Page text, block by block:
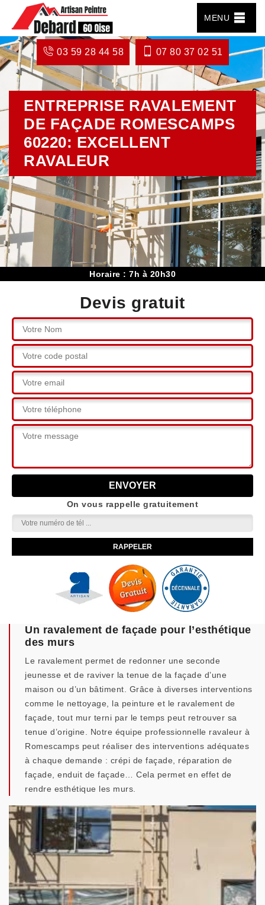
MENU
03 59 28 44 58 07 80 37 02 51
ENTREPRISE RAVALEMENT
DE FAÇADE ROMESCAMPS
60220: EXCELLENT
RAVALEUR
Horaire : 7h à 20h30
Devis gratuit
On vous rappelle gratuitement
Un ravalement de façade pour l’esthétique
des murs
Le ravalement permet de redonner une seconde
jeunesse et de raviver la tenue de la façade d’une
maison ou d’un bâtiment. Grâce à diverses interventions
comme le nettoyage, la peinture et le ravalement de
façade, tout mur terni par le temps peut retrouver sa
tenue d’origine. Notre équipe professionnelle ravaleur à
Romescamps peut réaliser des interventions adéquates
à chaque demande : crépi de façade, réparation de
façade, enduit de façade… Cela permet en effet de
rendre esthétique les murs.